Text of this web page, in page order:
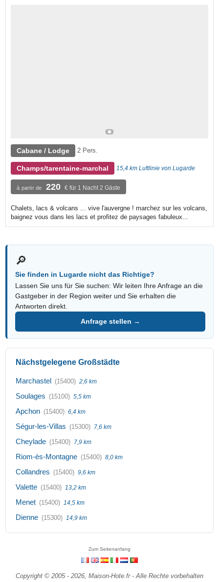
Cabane / Lodge 2 Pers.
Champs/tarentaine-marchal 15,4 km Luftlinie von Lugarde
à partir de 220 € für 1 Nacht 2 Gäste
Chalets, lacs & volcans ... vive l'auvergne ! marchez sur les volcans,
baignez vous dans les lacs et profitez de paysages fabuleux...
🔎
Sie finden in Lugarde nicht das Richtige?
Lassen Sie uns für Sie suchen: Wir leiten Ihre Anfrage an die
Gastgeber in der Region weiter und Sie erhalten die
Antworten direkt.
Anfrage stellen →
Nächstgelegene Großstädte
Marchastel (15400) 2,6 km
Soulages (15100) 5,5 km
Apchon (15400) 6,4 km
Ségur-les-Villas (15300) 7,6 km
Cheylade (15400) 7,9 km
Riom-ès-Montagne (15400) 8,0 km
Collandres (15400) 9,6 km
Valette (15400) 13,2 km
Menet (15400) 14,5 km
Dienne (15300) 14,9 km
Zum Seitenanfang
Copyright © 2005 - 2026, Maison-Hote.fr - Alle Rechte vorbehalten